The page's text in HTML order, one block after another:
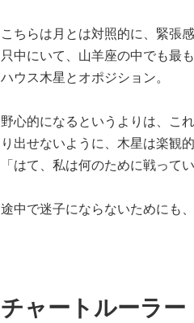
こちらは月とは対照的に、緊張
只中にいて、山羊座の中でも最
ハウス木星とオポジション。
野心的になるというよりは、こ
り出せないように、木星は楽観
「はて、私は何のために戦って
途中で迷子にならないためにも
チャートルーラー